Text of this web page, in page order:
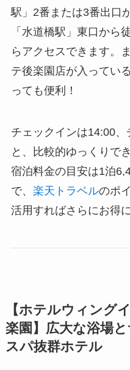
駅」2番または3番出口
「水道橋駅」東口から
らアクセスできます。
テ後楽園店が入ってい
っても便利！
チェックインは14:00
と、比較的ゆっくりで
宿泊料金の目安は1泊
で、 楽天トラベルのポ
活用すればさらにお得
【ホテルウィング
楽園】広大な浴場
スパ抜群ホテル